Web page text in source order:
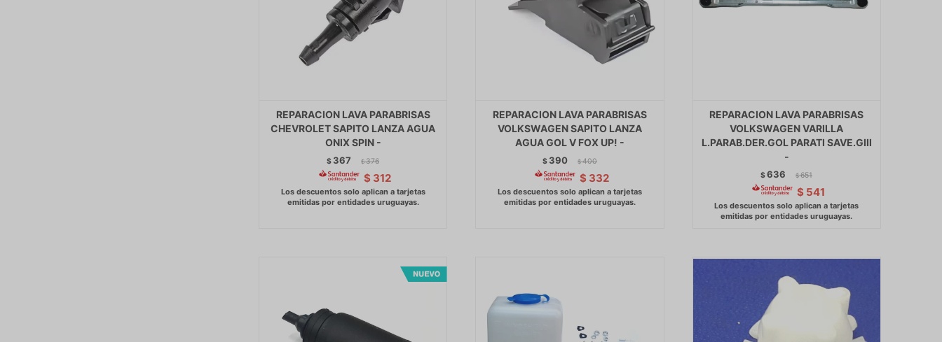
REPARACION LAVA PARABRISAS
CHEVROLET SAPITO LANZA AGUA
ONIX SPIN -
$ 367 $ 376
$ 312
REPARACION LAVA PARABRISAS
VOLKSWAGEN SAPITO LANZA
AGUA GOL V FOX UP! -
$ 390 $ 400
$ 332
REPARACION LAVA PARABRISAS
VOLKSWAGEN VARILLA
L.PARAB.DER.GOL PARATI SAVE.GIII
-
$636 $ 651
$ 541